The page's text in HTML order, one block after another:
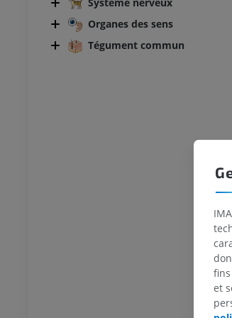
Organes des sens
Tégument commun
et